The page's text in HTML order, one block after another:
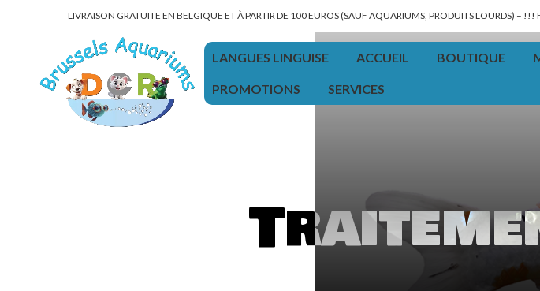
LIVRAISON GRATUITE EN BELGIQUE ET À PARTIR DE 100 EUROS (SAUF AQUARIUMS, PRODUITS LOURDS) –
LANGUES LINGUISE ACCUEIL BOUTIQUE
PROMOTIONS SERVICES